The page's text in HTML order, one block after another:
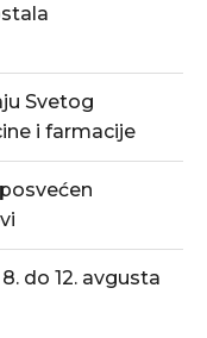
Svetog
i farmacije
do 12. avgusta